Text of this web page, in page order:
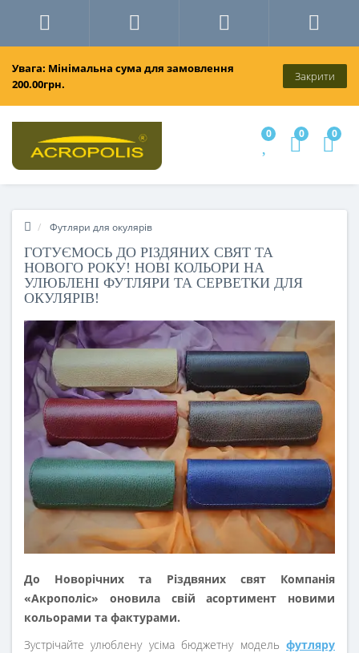
Увага: Мінімальна сума для замовлення
200.00грн.
Закрити
0 0 0
Футляри для окулярів
ГОТУЄМОСЬ ДО РІЗДЯНИХ СВЯТ ТА
НОВОГО РОКУ! НОВІ КОЛЬОРИ НА
УЛЮБЛЕНІ ФУТЛЯРИ ТА СЕРВЕТКИ ДЛЯ
ОКУЛЯРІВ!
До Новорічних та Різдвяних свят Компанія
«Акрополіс» оновила свій асортимент новими
кольорами та фактурами.
Зустрічайте улюблену усіма бюджетну модель футляру